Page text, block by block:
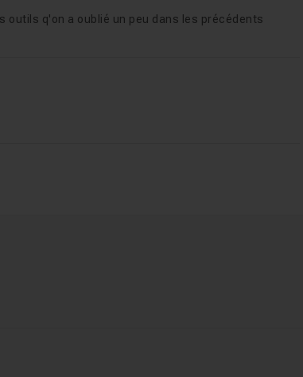
outils q'on a oublié un peu dans les précédents